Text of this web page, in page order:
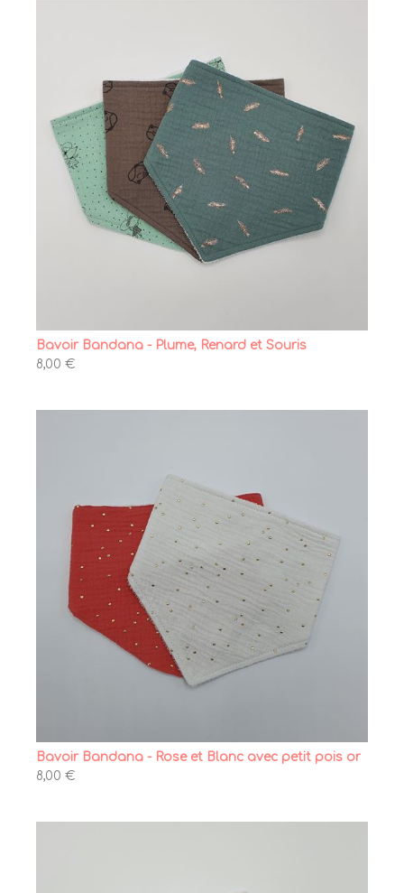
Bavoir Bandana - Plume, Renard et Souris
8,00 €
Bavoir Bandana - Rose et Blanc avec petit pois or
8,00 €